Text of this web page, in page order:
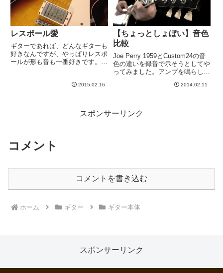
レスポール愛
ギターであれば、どんなギターも
好きなんですが、やっぱりレスポ
ールが形も音も一番好きです。自
が、何事にも上には上がいるもの
2015.02.16
【ちょっとしょぼい】音色
比較
Joe Perry 1959とCustom24の音
色の違いを録音で示そうとしてや
ってみました。アンプを鳴らして
れなかったので音色的に残念。そ
で、演奏もな...
2014.02.11
スポンサーリンク
コメント
コメントを書き込む
ホーム ギター ギター本体
スポンサーリンク